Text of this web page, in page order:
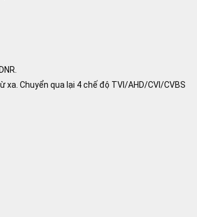
Chuyển qua lại 4 chế độ TVI/AHD/CVI/CVBS